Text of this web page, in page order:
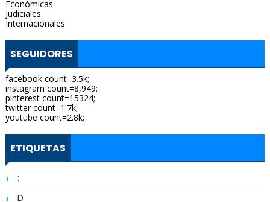
Económicas
Judiciales
Internacionales
SEGUIDORES
facebook count=3.5k;
instagram count=8,949;
pinterest count=15324;
twitter count=1.7k;
youtube count=2.8k;
ETIQUETAS
:
D